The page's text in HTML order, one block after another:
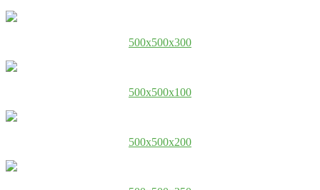
500x500x300
500x500x100
500x500x200